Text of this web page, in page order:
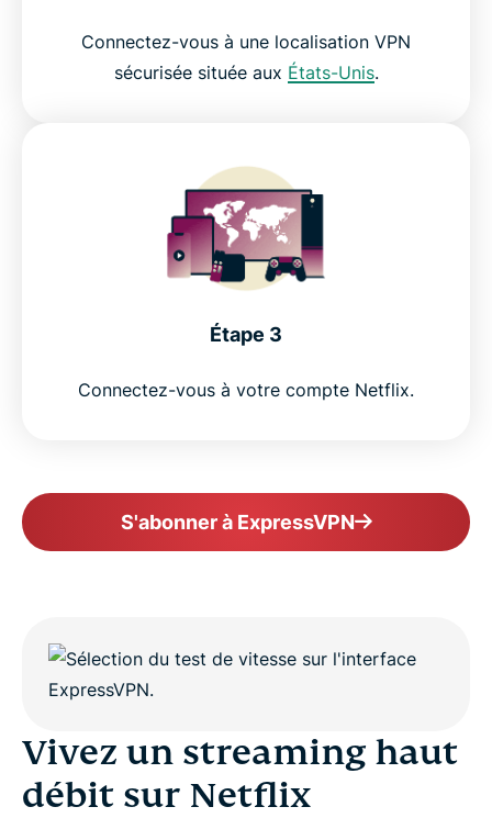
Connectez-vous à une localisation VPN
sécurisée située aux États-Unis.
Étape 3
Connectez-vous à votre compte Netflix.
S'abonner à ExpressVPN
Vivez un streaming haut
débit sur Netflix